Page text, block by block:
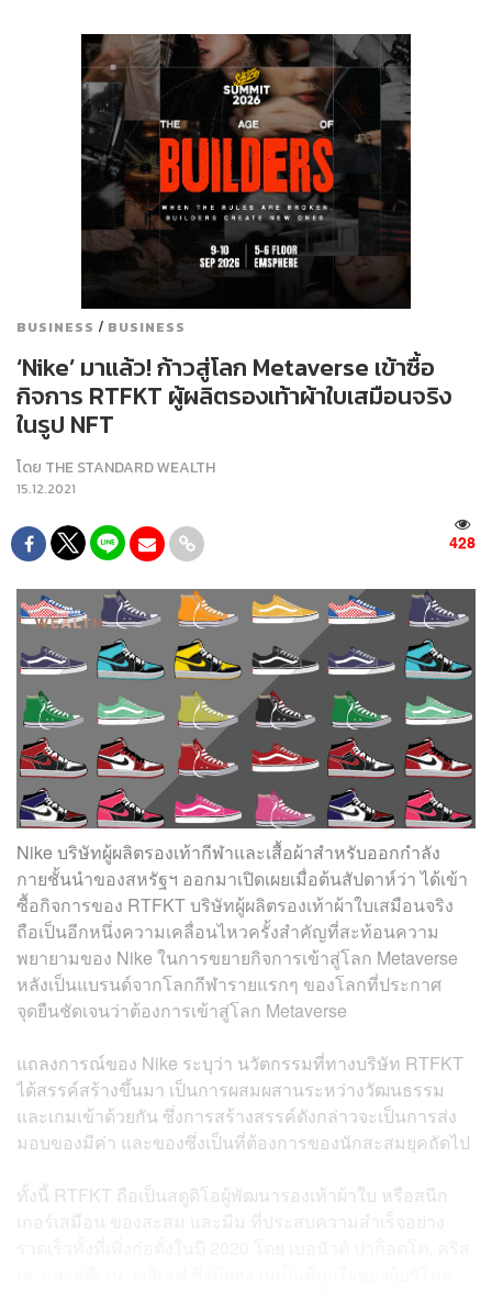
BUSINESS / BUSINESS
‘Nike’ มาแล้ว! ก้าวสู่โลก Metaverse เข้าซื้อ
กิจการ RTFKT ผู้ผลิตรองเท้าผ้าใบเสมือนจริง
ในรูป NFT
โดย THE STANDARD WEALTH
15.12.2021
428
Nike บริษัทผู้ผลิตรองเท้ากีฬาและเสื้อผ้าสำหรับออกกำลัง
กายชั้นนำของสหรัฐฯ ออกมาเปิดเผยเมื่อต้นสัปดาห์ว่า ได้เข้า
ซื้อกิจการของ RTFKT บริษัทผู้ผลิตรองเท้าผ้าใบเสมือนจริง
ถือเป็นอีกหนึ่งความเคลื่อนไหวครั้งสำคัญที่สะท้อนความ
พยายามของ Nike ในการขยายกิจการเข้าสู่โลก Metaverse
หลังเป็นแบรนด์จากโลกกีฬารายแรกๆ ของโลกที่ประกาศ
จุดยืนชัดเจนว่าต้องการเข้าสู่โลก Metaverse
แถลงการณ์ของ Nike ระบุว่า นวัตกรรมที่ทางบริษัท RTFKT
ได้สรรค์สร้างขึ้นมา เป็นการผสมผสานระหว่างวัฒนธรรม
และเกมเข้าด้วยกัน ซึ่งการสร้างสรรค์ดังกล่าวจะเป็นการส่ง
มอบของมีค่า และของซึ่งเป็นที่ต้องการของนักสะสมยุคถัดไป
ทั้งนี้ RTFKT ถือเป็นสตูดิโอผู้พัฒนารองเท้าผ้าใบ หรือสนีก
เกอร์เสมือน ของสะสม และมีม ที่ประสบความสำเร็จอย่าง